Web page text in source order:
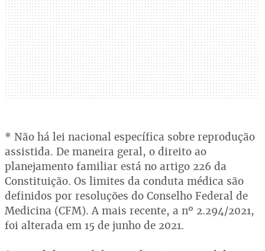
* Não há lei nacional específica sobre reprodução
assistida. De maneira geral, o direito ao
planejamento familiar está no artigo 226 da
Constituição. Os limites da conduta médica são
definidos por resoluções do Conselho Federal de
Medicina (CFM). A mais recente, a nº 2.294/2021,
foi alterada em 15 de junho de 2021.